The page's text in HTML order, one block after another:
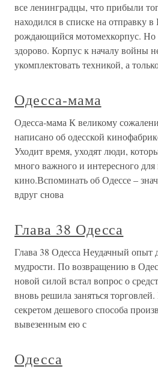
все ленинградцы, что прибыли
находился в списке на отправку
рождающийся мотомехкорпус. Но
здорово. Корпус к началу войны
укомплектовать техникой, а
Одесса-мама
Одесса-мама К великому
написано об одесской
Уходит время, уходят люди,
много важного и интересного для
кино.Вспоминать об Одессе –
вдруг снова
Глава 38 Одесса
Глава 38 Одесса Неудачный опыт
мудрости. По возвращению в
новой силой встал вопрос о
вновь решила заняться
секретом дешевого способа
вывезенным ею с
Одесса